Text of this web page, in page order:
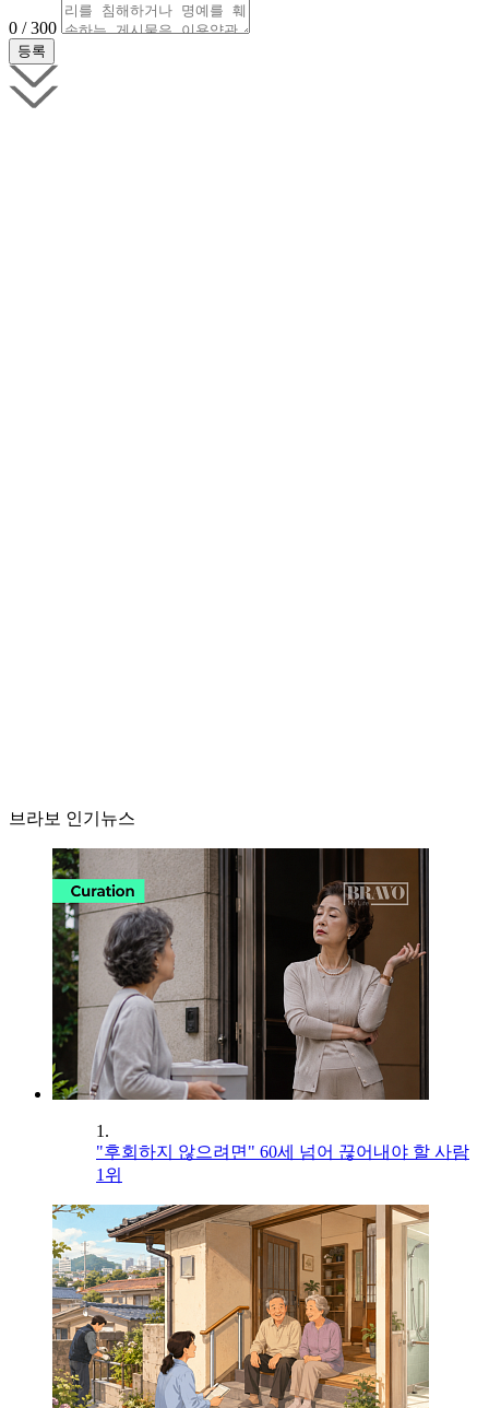
0 / 300
브라보 인기뉴스
1.
"후회하지 않으려면" 60세 넘어 끊어내야 할 사람
1위